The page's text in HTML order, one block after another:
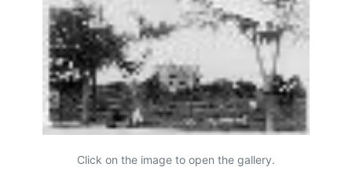
Click on the image to open the gallery.